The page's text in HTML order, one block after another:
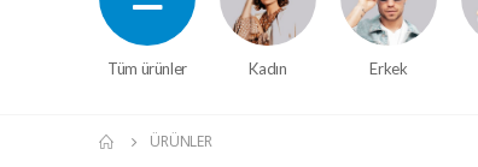
Tüm ürünler Kadın Erkek
ÜRÜNLER